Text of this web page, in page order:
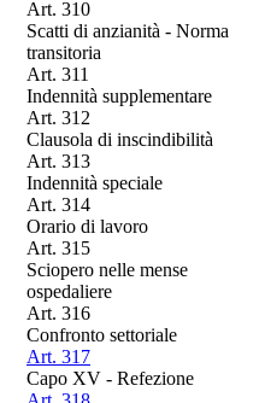
Art. 310
Scatti di anzianità - Norma
transitoria
Art. 311
Indennità supplementare
Art. 312
Clausola di inscindibilità
Art. 313
Indennità speciale
Art. 314
Orario di lavoro
Art. 315
Sciopero nelle mense
ospedaliere
Art. 316
Confronto settoriale
Art. 317
Capo XV - Refezione